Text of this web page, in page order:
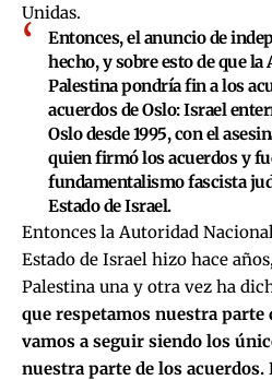
Unidas.
Entonces, el anuncio de
hecho, y sobre esto de que
Palestina pondría fin a los
acuerdos de Oslo: Israel
Oslo desde 1995, con el
quien firmó los acuerdos y
fundamentalismo fascista
Estado de Israel.
Entonces la Autoridad
Estado de Israel hizo hace
Palestina una y otra vez ha
que respetamos nuestra parte
vamos a seguir siendo los
nuestra parte de los acuerdos.